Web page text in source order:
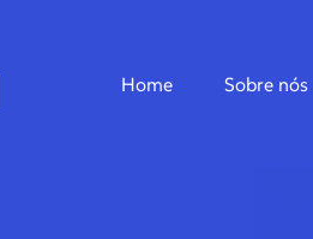
Home Sobre nós